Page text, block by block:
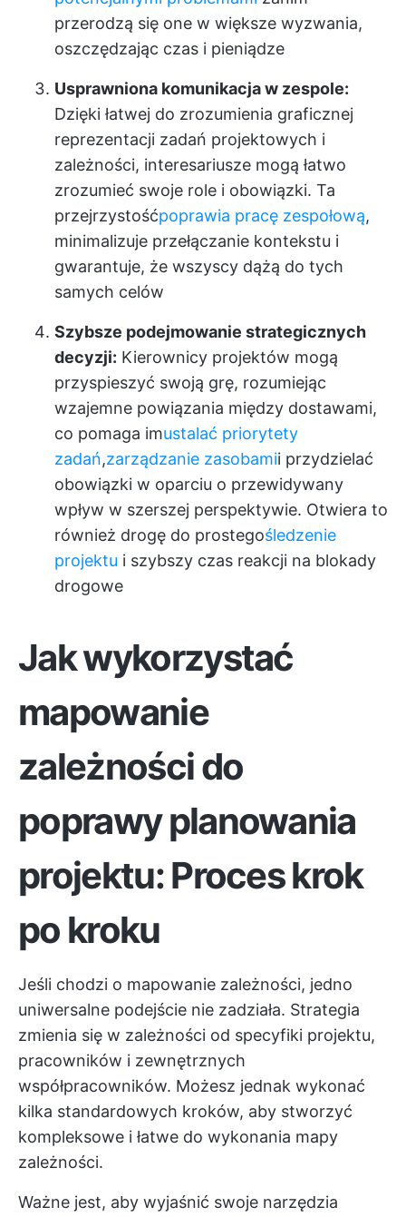
przerodzą się one w większe wyzwania,
oszczędzając czas i pieniądze
Usprawniona komunikacja w zespole:
Dzięki łatwej do zrozumienia graficznej
reprezentacji zadań projektowych i
zależności, interesariusze mogą łatwo
zrozumieć swoje role i obowiązki. Ta
przejrzystośćpoprawia pracę zespołową,
minimalizuje przełączanie kontekstu i
gwarantuje, że wszyscy dążą do tych
samych celów
Szybsze podejmowanie strategicznych
decyzji: Kierownicy projektów mogą
przyspieszyć swoją grę, rozumiejąc
wzajemne powiązania między dostawami,
co pomaga imustalać priorytety
zadań,zarządzanie zasobamii przydzielać
obowiązki w oparciu o przewidywany
wpływ w szerszej perspektywie. Otwiera to
również drogę do prostegośledzenie
projektu i szybszy czas reakcji na blokady
drogowe
Jak wykorzystać
mapowanie
zależności do
poprawy planowania
projektu: Proces krok
po kroku
Jeśli chodzi o mapowanie zależności, jedno
uniwersalne podejście nie zadziała. Strategia
zmienia się w zależności od specyfiki projektu,
pracowników i zewnętrznych
współpracowników. Możesz jednak wykonać
kilka standardowych kroków, aby stworzyć
kompleksowe i łatwe do wykonania mapy
zależności.
Ważne jest, aby wyjaśnić swoje narzędzia